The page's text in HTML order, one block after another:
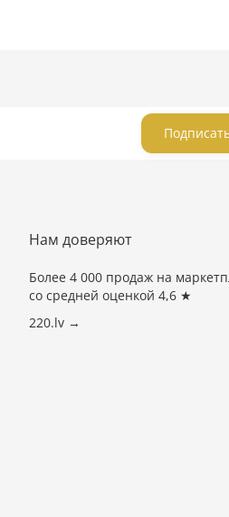
Нам доверяют
Более 4 000 продаж на
со средней оценкой 4,6 ★
220.lv →